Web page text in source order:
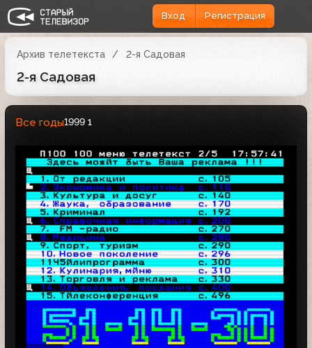
Вход Регистрация
Архив телетекста 2-я Садовая
2-я Садовая
Все годы1999 1